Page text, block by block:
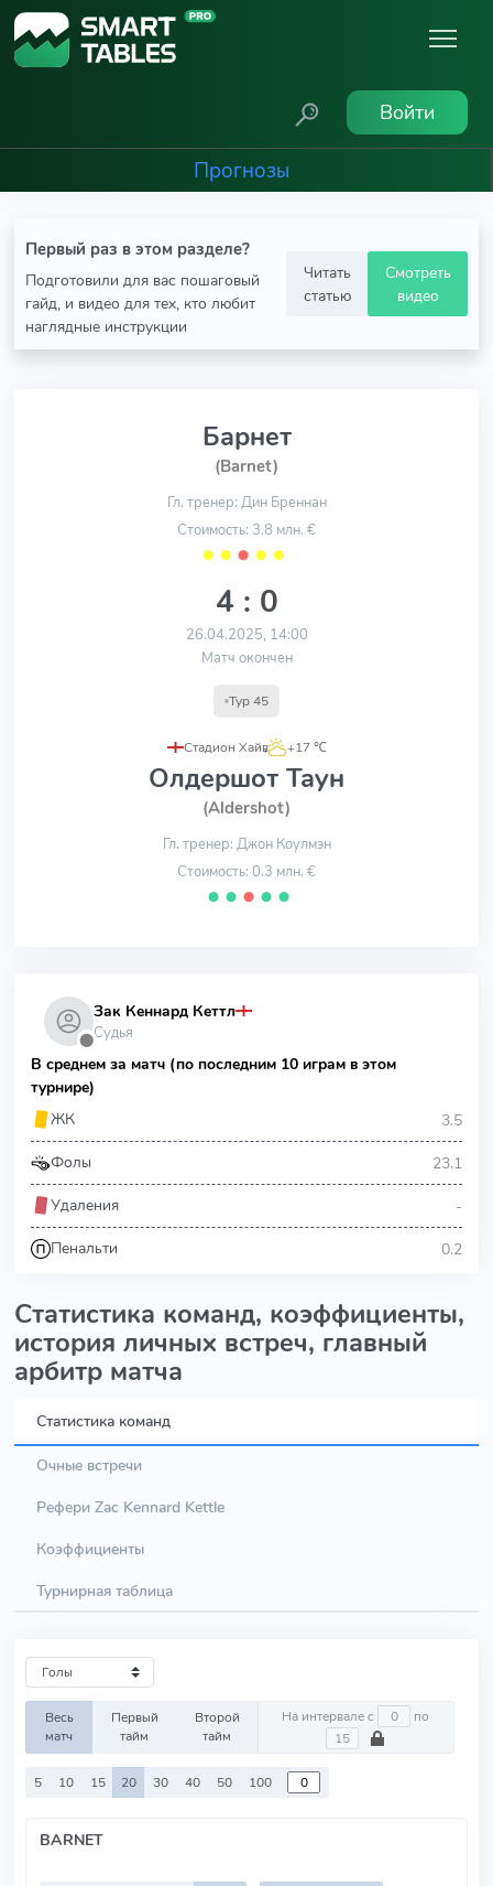
Войти
Прогнозы
Первый раз в этом разделе?
Подготовили для вас пошаговый
гайд, и видео для тех, кто любит
наглядные инструкции
Читать
статью
Смотреть
видео
Барнет
(Barnet)
Гл. тренер: Дин Бреннан
Стоимость: 3.8 млн. €
⬤ ⬤ ⬤ ⬤ ⬤
4 : 0
26.04.2025, 14:00
Матч окончен
Тур 45
Стадион Хайв
, +17 ℃
Олдершот Таун
(Aldershot)
Гл. тренер: Джон Коулмэн
Стоимость: 0.3 млн. €
⬤ ⬤ ⬤ ⬤ ⬤
⬤
Зак Кеннард Кеттл
Судья
В среднем за матч (по последним 10 играм в этом
турнире)
ЖК
3.5
Фолы 23.1
Удаления -
Пенальти 0.2
Статистика команд, коэффициенты,
история личных встреч, главный
арбитр матча
Статистика команд
Очные встречи
Рефери Zac Kennard Kettle
Коэффициенты
Турнирная таблица
Весь
матч
Первый
тайм
Второй
тайм
На интервале с по
5 10 15 20 30 40 50 100
BARNET